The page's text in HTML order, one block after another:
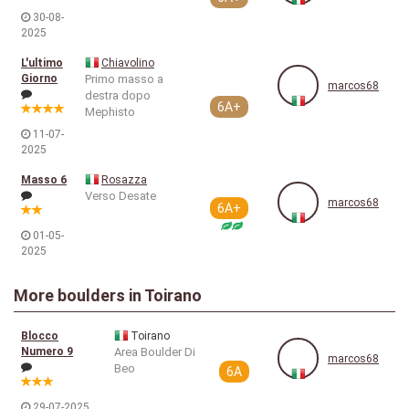
30-08-
2025
L'ultimo
Giorno
11-07-
2025
Chiavolino
Primo masso a
destra dopo
Mephisto
6A+
marcos68
Masso 6
01-05-
2025
Rosazza
Verso Desate
6A+ marcos68
More boulders in Toirano
Blocco
Numero 9
Toirano
Area Boulder Di
Beo
6A
marcos68